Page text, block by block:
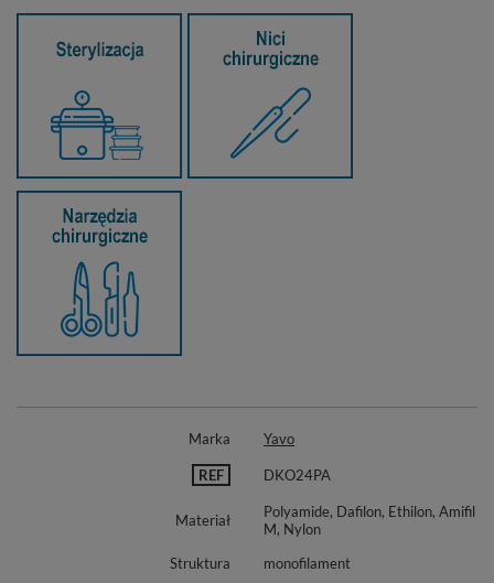
Marka Yavo
REF DKO24PA
Materiał
Polyamide, Dafilon, Ethilon, Amifil
M, Nylon
Struktura
monofilament